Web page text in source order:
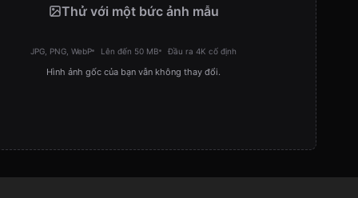
Thử với một bức ảnh mẫu
JPG, PNG, WebP Lên đến 50 MB Đầu ra 4K cố định
Hình ảnh gốc của bạn vẫn không thay đổi.